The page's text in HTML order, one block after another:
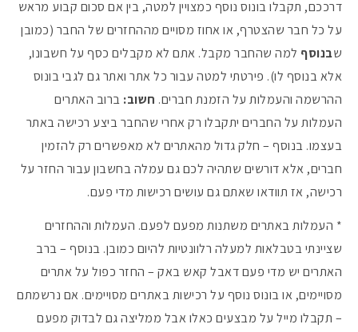
דרככם, תקבלו בונוס נוסף כמצויין למטה, בין אם סכום קבוע מראש
על כל חבר שהצטרף, או אחוז מסויים מההחזרים של החבר (כמובן
שבנוסף למה שהחבר מקבל. אתם לא מקבלים כסף על חשבונו,
אלא בנוסף לו). פירטתי למטה עבור כל אתר ואתר גם לגבי בונוס
ההרשמה והעמלות על הזמנת חברים. חשוב: ברוב האתרים
העמלות על החברים יתקבלו רק אחרי שהחבר ביצע רכישה באתר
בעצמו. בנוסף – חלק גדול מהאתרים לא מאפשרים רק להזמין
חברים, אלא דורשים שתהיה לכם גם עמלה בחשבון עבור החזר על
רכישה, אז תוודאו שאתם גם עושים רכישות מדי פעם.
* העמלות באתרים משתנות מפעם לפעם. העמלות וההחזרים
שציינתי בטבלאות למעלה רלוונטיות להיום כמובן. בנוסף – ברב
האתרים יש מדי פעם דאבל קאש באק – החזר כפול על אתרים
מסויימים, או בונוס נוסף על רכישות באתרים מסויימים. אם נרשמתם
– תקבלו מייל על מבצעים כאלו אבל ממליצה גם לבדוק מפעם